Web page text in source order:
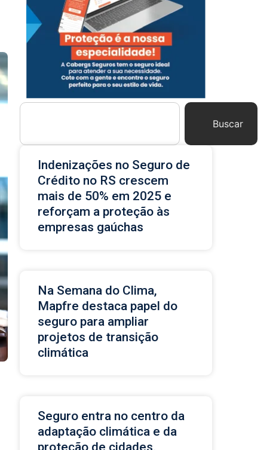
Buscar
Indenizações no Seguro de
Crédito no RS crescem
mais de 50% em 2025 e
reforçam a proteção às
empresas gaúchas
Na Semana do Clima,
Mapfre destaca papel do
seguro para ampliar
projetos de transição
climática
Seguro entra no centro da
adaptação climática e da
proteção de cidades,